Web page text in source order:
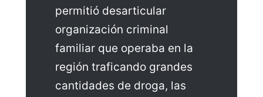
permitió desarticular
organización criminal
familiar que operaba en la
región traficando grandes
cantidades de droga, las